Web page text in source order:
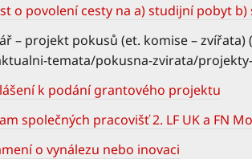
o povolení cesty na a) studijní pobyt b)
– projekt pokusů (et. komise – zvířata)
temata/pokusna-zvirata/
k podání grantového projektu
společných pracovišť 2. LF UK a FN
o vynálezu nebo inovaci